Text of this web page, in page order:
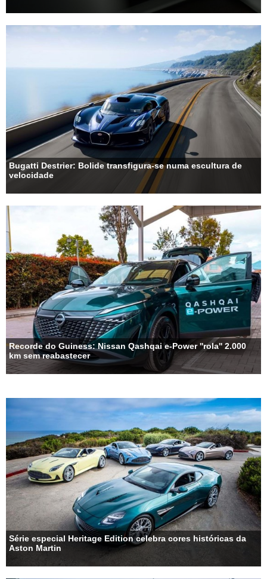
Bugatti Destrier: Bolide transfigura-se numa escultura de
velocidade
Recorde do Guiness: Nissan Qashqai e-Power ''rola'' 2.000
km sem reabastecer
Série especial Heritage Edition celebra cores históricas da
Aston Martin